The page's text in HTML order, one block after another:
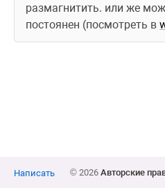
размагнитить. или же
постоянен (посмотреть в
Написать © 2026 Авторские